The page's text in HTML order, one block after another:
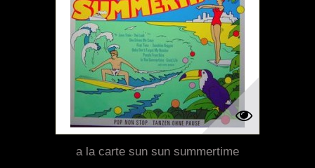
a la carte sun sun summertime